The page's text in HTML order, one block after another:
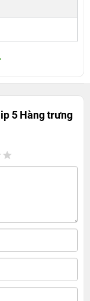
5 Hàng trưng